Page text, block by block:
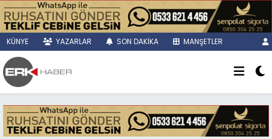
KÜNYE YAZARLAR SON DAKİKA MANŞETLER